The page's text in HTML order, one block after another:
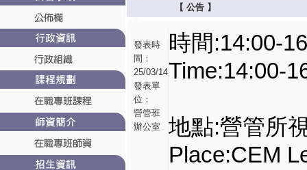
【 公告】
發表時
間：
25/03/14
發表單
位：
營管班
辦公室
時間:14:00-
Time:14:00-
地點:營管所
Place:CEM